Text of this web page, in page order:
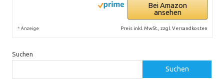
Bei Amazon
ansehen
* Anzeige Preis inkl. MwSt., zzgl. Versandkosten
Suchen
Suchen